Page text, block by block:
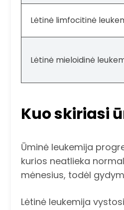
Lėtinė limfocitinė
Lėtinė mieloidinė
Kuo skiriasi
Ūminė leukemija
kurios neatlieka
mėnesius, todėl
Lėtinė leukemija